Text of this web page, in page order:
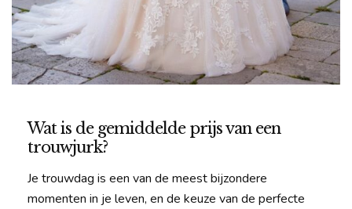
Wat is de gemiddelde prijs van een
trouwjurk?
Je trouwdag is een van de meest bijzondere
momenten in je leven, en de keuze van de perfecte